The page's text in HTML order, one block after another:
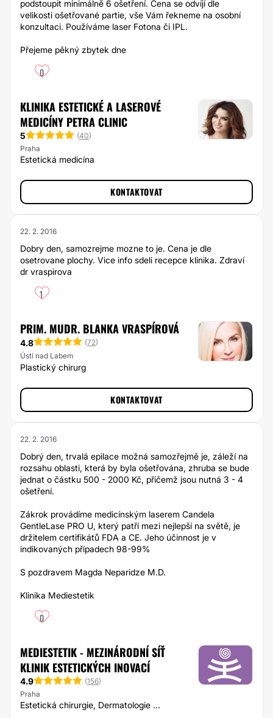
podstoupit minimálně 6 ošetření. Cena se odvíjí dle
velikosti ošetřované partie, vše Vám řekneme na osobní
konzultaci. Používáme laser Fotona či IPL.
Přejeme pěkný zbytek dne
0
KLINIKA ESTETICKÉ A LASEROVÉ
MEDICÍNY PETRA CLINIC
5 (40)
Praha
Estetická medicína
KONTAKTOVAT
22. 2. 2016
Dobry den, samozrejme mozne to je. Cena je dle
osetrovane plochy. Vice info sdeli recepce klinika. Zdraví
dr vraspirova
1
PRIM. MUDR. BLANKA VRASPÍROVÁ
4.8 (72)
Ústí nad Labem
Plastický chirurg
KONTAKTOVAT
22. 2. 2016
Dobrý den, trvalá epilace možná samozřejmě je, záleží na
rozsahu oblasti, která by byla ošetřována, zhruba se bude
jednat o částku 500 - 2000 Kč, přičemž jsou nutná 3 - 4
ošetření.
Zákrok provádíme medicínským laserem Candela
GentleLase PRO U, který patří mezi nejlepší na světě, je
držitelem certifikátů FDA a CE. Jeho účinnost je v
indikovaných případech 98-99%
S pozdravem Magda Neparidze M.D.
Klinika Mediestetik
0
MEDIESTETIK - MEZINÁRODNÍ SÍŤ
KLINIK ESTETICKÝCH INOVACÍ
4.9 (156)
Praha
Estetická chirurgie, Dermatologie ...